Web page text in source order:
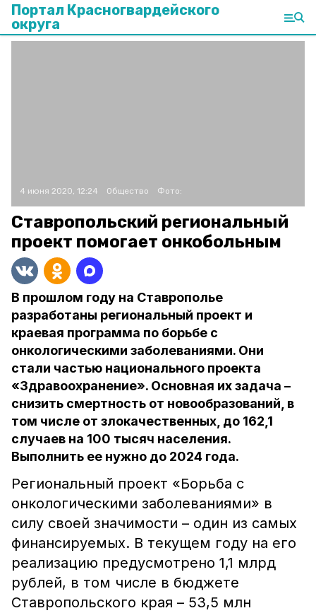
Портал Красногвардейского
округа
4 июня 2020, 12:24 Общество Фото:
Ставропольский региональный
проект помогает онкобольным
В прошлом году на Ставрополье
разработаны региональный проект и
краевая программа по борьбе с
онкологическими заболеваниями. Они
стали частью национального проекта
«Здравоохранение». Основная их задача –
снизить смертность от новообразований, в
том числе от злокачественных, до 162,1
случаев на 100 тысяч населения.
Выполнить ее нужно до 2024 года.
Региональный проект «Борьба с
онкологическими заболеваниями» в
силу своей значимости – один из самых
финансируемых. В текущем году на его
реализацию предусмотрено 1,1 млрд
рублей, в том числе в бюджете
Ставропольского края – 53,5 млн